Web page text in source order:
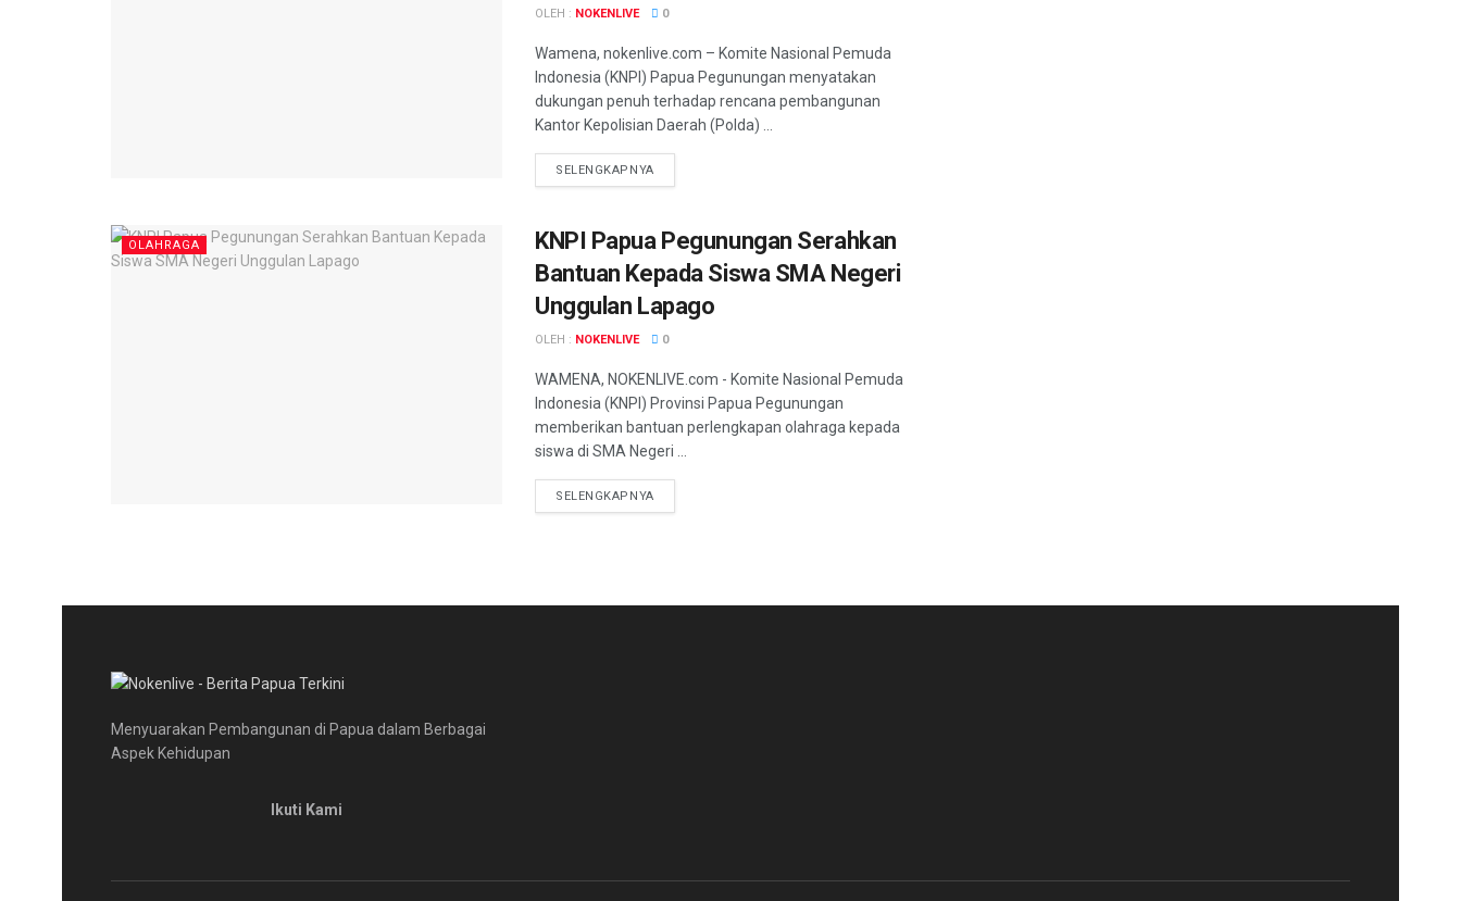
OLEH : NOKENLIVE 0
Wamena, nokenlive.com – Komite Nasional Pemuda
Indonesia (KNPI) Papua Pegunungan menyatakan
dukungan penuh terhadap rencana pembangunan
Kantor Kepolisian Daerah (Polda) ...
SELENGKAPNYADETAILS
OLAHRAGA
KNPI Papua Pegunungan Serahkan
Bantuan Kepada Siswa SMA Negeri
Unggulan Lapago
OLEH : NOKENLIVE 0
WAMENA, NOKENLIVE.com - Komite Nasional Pemuda
Indonesia (KNPI) Provinsi Papua Pegunungan
memberikan bantuan perlengkapan olahraga kepada
siswa di SMA Negeri ...
SELENGKAPNYADETAILS
Menyuarakan Pembangunan di Papua dalam Berbagai
Aspek Kehidupan
Ikuti Kami